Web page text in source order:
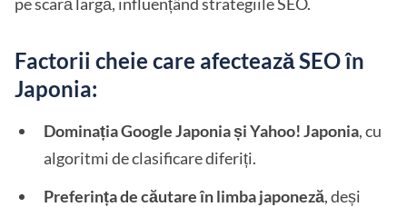
Factorii cheie care afectează SEO în
Japonia:
Dominația Google Japonia și Yahoo! Japonia, cu
algoritmi de clasificare diferiți.
Preferința de căutare în limba japoneză, deși